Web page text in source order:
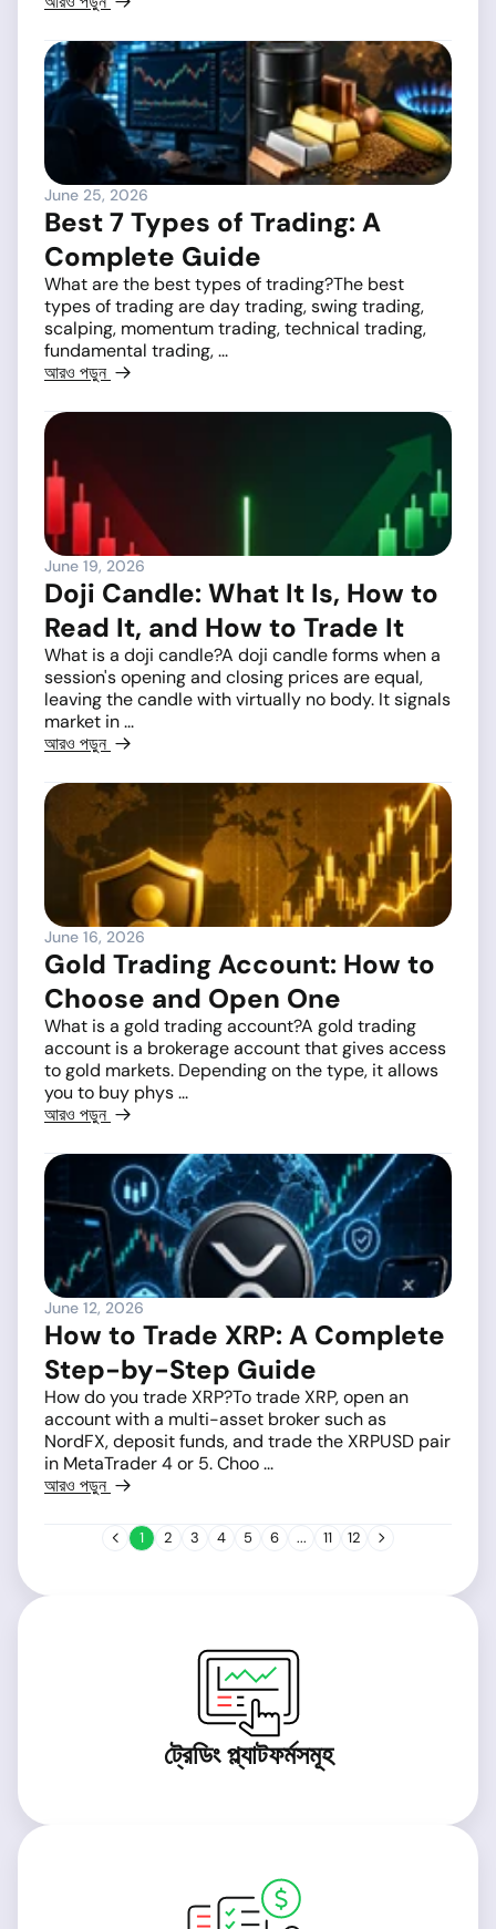
June 25, 2026
Best 7 Types of Trading: A
Complete Guide
What are the best types of trading?The best
types of trading are day trading, swing trading,
scalping, momentum trading, technical trading,
fundamental trading, ...
আরও পড়ুন
June 19, 2026
Doji Candle: What It Is, How to
Read It, and How to Trade It
What is a doji candle?A doji candle forms when a
session's opening and closing prices are equal,
leaving the candle with virtually no body. It signals
market in ...
আরও পড়ুন
June 16, 2026
Gold Trading Account: How to
Choose and Open One
What is a gold trading account?A gold trading
account is a brokerage account that gives access
to gold markets. Depending on the type, it allows
you to buy phys ...
আরও পড়ুন
June 12, 2026
How to Trade XRP: A Complete
Step-by-Step Guide
How do you trade XRP?To trade XRP, open an
account with a multi-asset broker such as
NordFX, deposit funds, and trade the XRPUSD pair
in MetaTrader 4 or 5. Choo ...
আরও পড়ুন
1 2 3 4 5 6 ... 11 12
ট্রেডিং প্ল্যাটফর্মসমূহ